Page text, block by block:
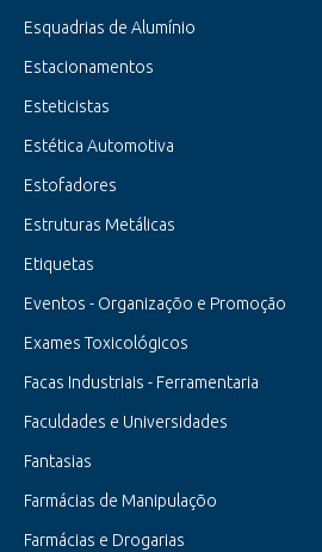
Esquadrias de Alumínio
Estacionamentos
Esteticistas
Estética Automotiva
Estofadores
Estruturas Metálicas
Etiquetas
Eventos - Organizaçõo e Promoção
Exames Toxicológicos
Facas Industriais - Ferramentaria
Faculdades e Universidades
Fantasias
Farmácias de Manipulaçõo
Farmácias e Drogarias